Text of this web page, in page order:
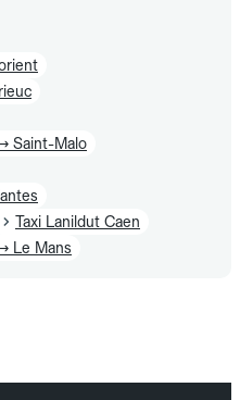
Saint-Malo
Taxi Lanildut Caen
Le Mans